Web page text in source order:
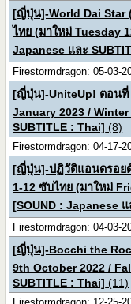
[ญี่ปุ่น]-World Dai Star
ไทย (มาใหม่ Tuesday
Japanese และ
Firestormdragon: 05-03-
[ญี่ปุ่น]-UniteUp! ตอนที่
January 2023 /
SUBTITLE : Thai] (8)
Firestormdragon: 04-17-
[ญี่ปุ่น]-ปฏิวัติแอนดรอย
1-12 ซับไทย (มาใหม่
[SOUND : Japanese
Firestormdragon: 04-03-
[ญี่ปุ่น]-Bocchi the
9th October 2022 /
SUBTITLE : Thai] (11)